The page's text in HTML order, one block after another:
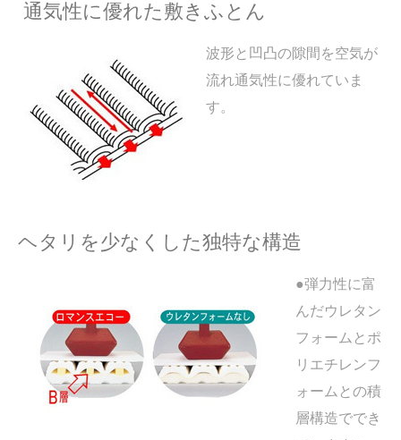
通気性に優れた敷きふとん
波形と凹凸の隙間を空気が
流れ通気性に優れていま
す。
ヘタリを少なくした独特な構造
●弾力性に富
んだウレタン
フォームとポ
リエチレンフ
ォームとの積
層構造ででき